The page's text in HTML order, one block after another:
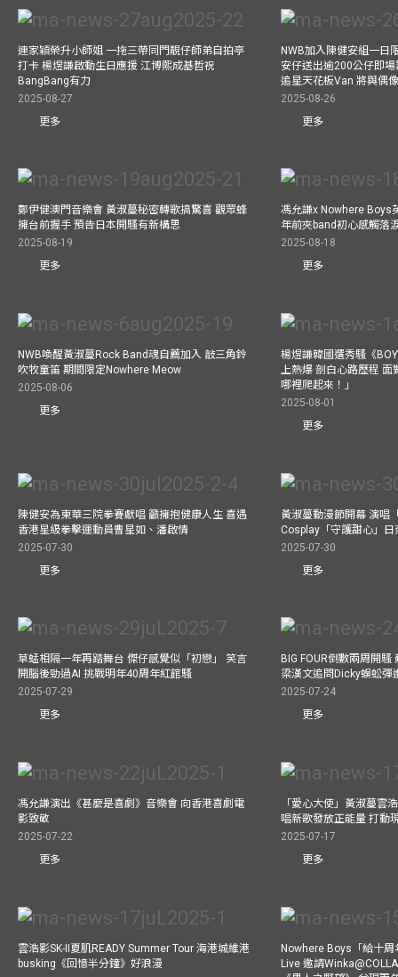
連家穎榮升小師姐 一拖三帶同門靚仔師弟自拍亭
打卡 楊煜謙啟動生日應援 江博熙成基哲祝
BangBang有力
2025-08-27
更多
NWB加入陳健安組一日
安仔送出逾200公仔即
追星天花板Van 將與偶
2025-08-26
更多
鄭伊健澳門音樂會 黃淑蔓秘密轉歌搞驚喜 觀眾蜂
擁台前握手 預告日本開騷有新構思
2025-08-19
更多
馮允謙x Nowhere Boys
年前夾band初心感觸落
2025-08-18
更多
NWB喚醒黃淑蔓Rock Band魂自薦加入 敲三角鈴
吹牧童笛 期間限定Nowhere Meow
2025-08-06
更多
楊煜謙韓國選秀騷《
上熱爆 剖白心路歷程 面
哪裡爬起來！」
2025-08-01
更多
陳健安為東華三院拳賽獻唱 籲擁抱健康人生 喜遇
香港星級拳擊運動員曹星如、潘啟情
2025-07-30
更多
黃淑蔓動漫節開幕 演唱
Cosplay「守護甜心」
2025-07-30
更多
草蜢相隔一年再踏舞台 傑仔感覺似「初戀」 笑言
開腦後勁過AI 挑戰明年40周年紅館騷
2025-07-29
更多
BIG FOUR倒數兩周開
梁漢文追問Dicky蜈蚣彈
2025-07-24
更多
馮允謙演出《甚麼是喜劇》音樂會 向香港喜劇電
影致敬
2025-07-22
更多
「愛心大使」黃淑蔓雲
唱新歌發放正能量 打動
2025-07-17
更多
雲浩影SK-II夏肌READY Summer Tour 海港城維港
busking《回憶半分鐘》好浪漫
Nowhere Boys「給十
Live 邀請